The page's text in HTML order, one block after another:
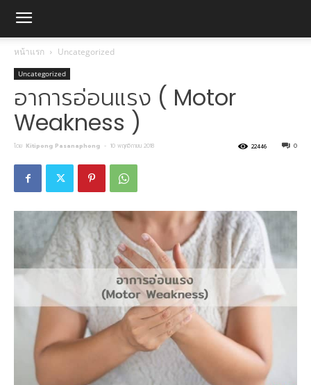
หน้าแรก Uncategorized
Uncategorized
อาการอ่อนแรง ( Motor
Weakness )
โดย Kitipong Pasanaphong - 10 พฤศจิกายน 2018 0
22446